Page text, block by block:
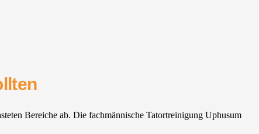
Bereiche ab. Die fachmännische Tatortreinigung Uphusum